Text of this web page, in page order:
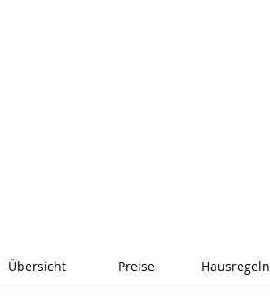
Übersicht Preise Hausregeln